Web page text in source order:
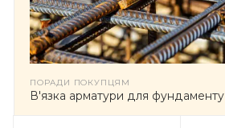
ПОРАДИ ПОКУПЦЯМ
В'язка арматури для фундаменту